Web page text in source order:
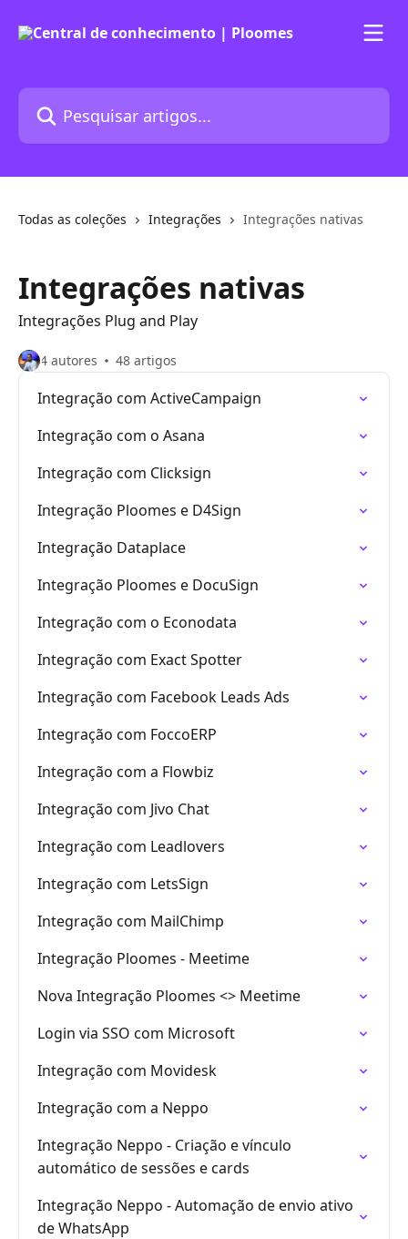
Pesquisar artigos...
Todas as coleções Integrações Integrações nativas
Integrações nativas
Integrações Plug and Play
4 autores 48 artigos
Integração com ActiveCampaign
Integração com o Asana
Integração com Clicksign
Integração Ploomes e D4Sign
Integração Dataplace
Integração Ploomes e DocuSign
Integração com o Econodata
Integração com Exact Spotter
Integração com Facebook Leads Ads
Integração com FoccoERP
Integração com a Flowbiz
Integração com Jivo Chat
Integração com Leadlovers
Integração com LetsSign
Integração com MailChimp
Integração Ploomes - Meetime
Nova Integração Ploomes <> Meetime
Login via SSO com Microsoft
Integração com Movidesk
Integração com a Neppo
Integração Neppo - Criação e vínculo
automático de sessões e cards
Integração Neppo - Automação de envio ativo
de WhatsApp